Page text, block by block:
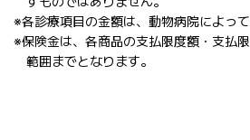
※各診療項目の金額は、動物病院によって
※保険金は、各商品の支払限度額・支払
範囲までとなります。